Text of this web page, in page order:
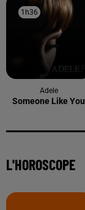
1h36
1h36
Adele
Someone Like You
L'HOROSCOPE